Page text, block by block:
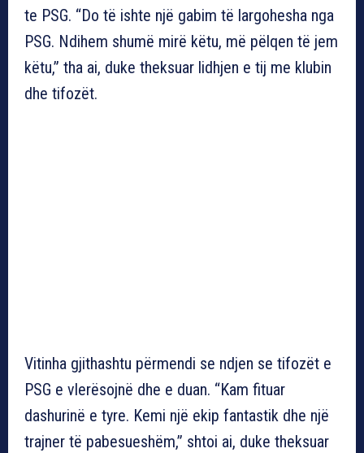
te PSG. “Do të ishte një gabim të largohesha nga
PSG. Ndihem shumë mirë këtu, më pëlqen të jem
këtu,” tha ai, duke theksuar lidhjen e tij me klubin
dhe tifozët.
Vitinha gjithashtu përmendi se ndjen se tifozët e
PSG e vlerësojnë dhe e duan. “Kam fituar
dashurinë e tyre. Kemi një ekip fantastik dhe një
trajner të pabesueshëm,” shtoi ai, duke theksuar